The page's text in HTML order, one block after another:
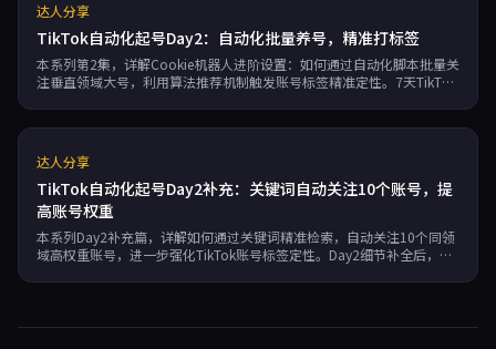
达人分享
TikTok自动化起号Day2：自动化批量养号，精准打标签
本系列第2集，详解Cookie机器人进阶设置：如何通过自动化脚本批量关
注垂直领域大号，利用算法推荐机制触发账号标签精准定性。7天TikTok
达人分享
TikTok自动化起号Day2补充：关键词自动关注10个账号，提
高账号权重
本系列Day2补充篇，详解如何通过关键词精准检索，自动关注10个同领
域高权重账号，进一步强化TikTok账号标签定性。Day2细节补全后，推